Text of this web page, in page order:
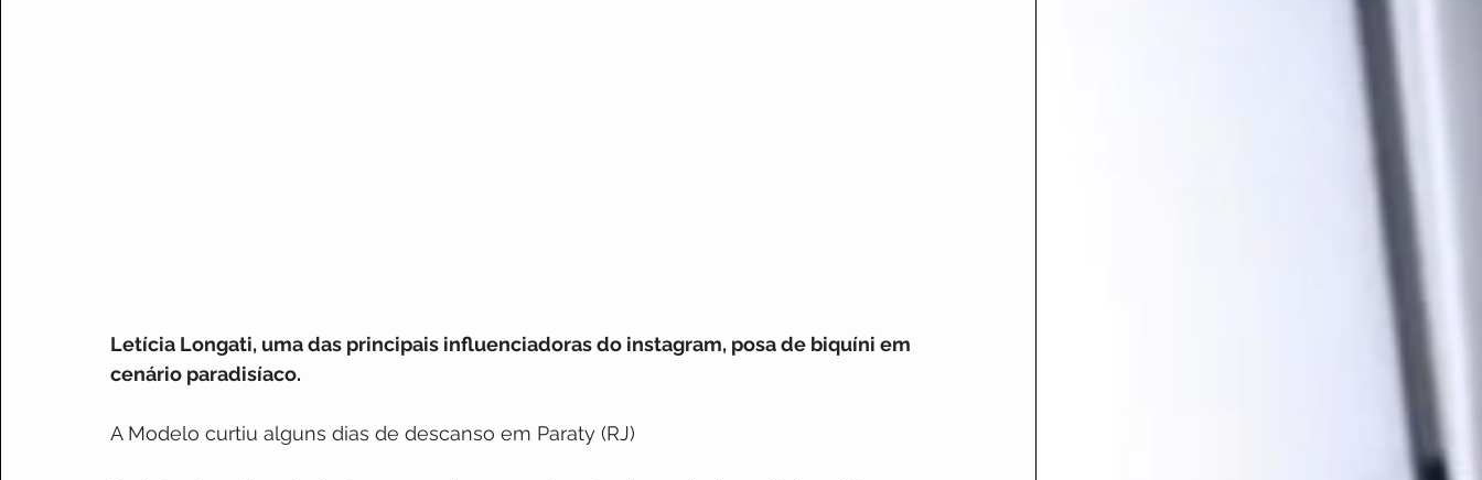
Letícia Longati, uma das principais influenciadoras do instagram, posa de biquíni em
cenário paradisíaco.
A Modelo curtiu alguns dias de descanso em Paraty (RJ)